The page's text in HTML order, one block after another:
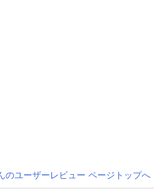
のユーザーレビュー ページトップへ